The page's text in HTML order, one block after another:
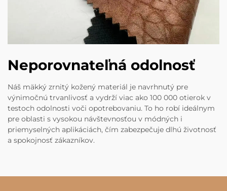
Neporovnateľná odolnosť
Náš mäkký zrnitý kožený materiál je navrhnutý pre
výnimočnú trvanlivosť a vydrží viac ako 100 000 otierok v
testoch odolnosti voči opotrebovaniu. To ho robí ideálnym
pre oblasti s vysokou návštevnosťou v módných i
priemyselných aplikáciách, čím zabezpečuje dlhú životnosť
a spokojnosť zákazníkov.